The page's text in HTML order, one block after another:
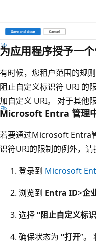
为应用程序授予一
有时候，您租户范围的规
阻止自定义标识符 URI 的
加自定义 URI。 对于其他
Microsoft Entra 管理
若要通过Microsoft Entra
识符URI的限制的例外，请
登录到 Microsoft
浏览到 Entra ID>企
选择“阻止自定义标
确保状态为 “打开”。